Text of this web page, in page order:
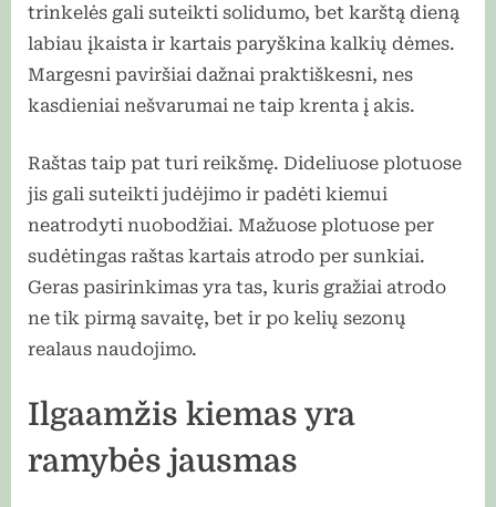
trinkelės gali suteikti solidumo, bet karštą dieną
labiau įkaista ir kartais paryškina kalkių dėmes.
Margesni paviršiai dažnai praktiškesni, nes
kasdieniai nešvarumai ne taip krenta į akis.
Raštas taip pat turi reikšmę. Dideliuose plotuose
jis gali suteikti judėjimo ir padėti kiemui
neatrodyti nuobodžiai. Mažuose plotuose per
sudėtingas raštas kartais atrodo per sunkiai.
Geras pasirinkimas yra tas, kuris gražiai atrodo
ne tik pirmą savaitę, bet ir po kelių sezonų
realaus naudojimo.
Ilgaamžis kiemas yra
ramybės jausmas